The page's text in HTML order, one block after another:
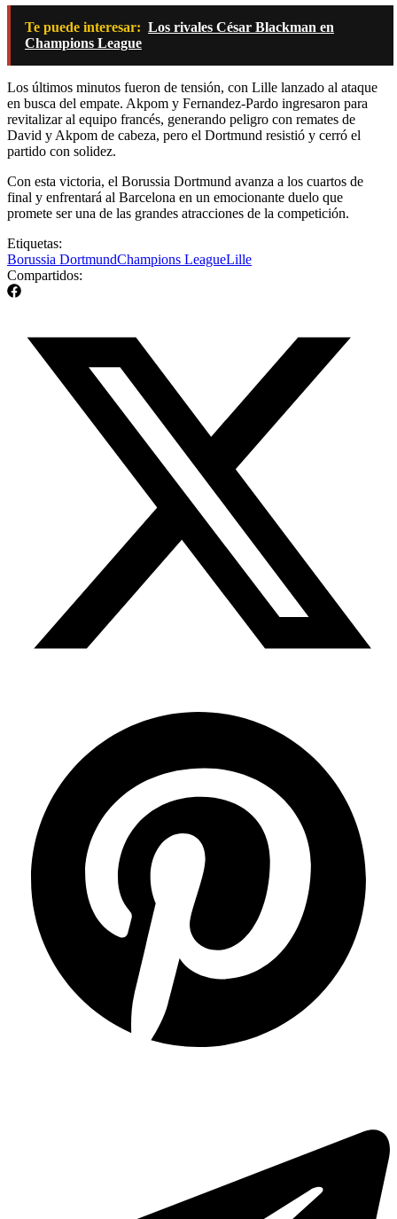
Te puede interesar: Los rivales César Blackman en
Champions League
Los últimos minutos fueron de tensión, con Lille lanzado al ataque
en busca del empate. Akpom y Fernandez-Pardo ingresaron para
revitalizar al equipo francés, generando peligro con remates de
David y Akpom de cabeza, pero el Dortmund resistió y cerró el
partido con solidez.
Con esta victoria, el Borussia Dortmund avanza a los cuartos de
final y enfrentará al Barcelona en un emocionante duelo que
promete ser una de las grandes atracciones de la competición.
Etiquetas:
Borussia DortmundChampions LeagueLille
Compartidos: